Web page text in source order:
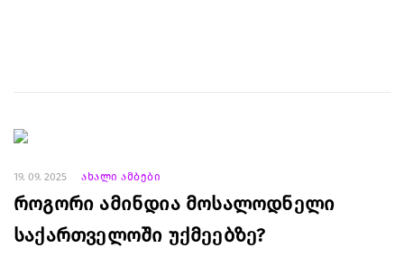
19. 09. 2025 ახალი ამბები
როგორი ამინდია მოსალოდნელი
საქართველოში უქმეებზე?